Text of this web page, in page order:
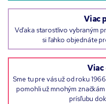
Viac
Vďaka starostlivo vybraným
si ľahko objednáte
Sme tu pre vás už od roku
pomohli už mnohým
prísľubu